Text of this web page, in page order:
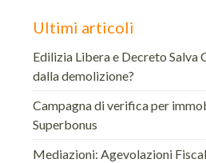
Ultimi articoli
Edilizia Libera e Decreto Salva
dalla demolizione?
Campagna di verifica per
Superbonus
Mediazioni: Agevolazioni